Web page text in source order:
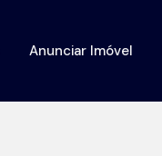
Anunciar Imóvel